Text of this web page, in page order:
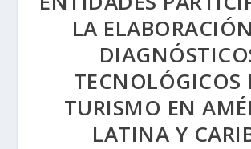
LA
TECNOLÓGICOS
TURISMO EN
LATINA Y